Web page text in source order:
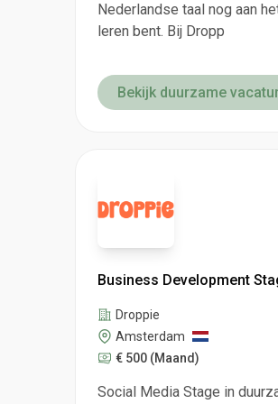
Nederlandse taal nog aan
leren bent. Bij Dropp
Bekijk duurzame
Business Development
Droppie
Amsterdam
€ 500 (Maand)
Social Media Stage in